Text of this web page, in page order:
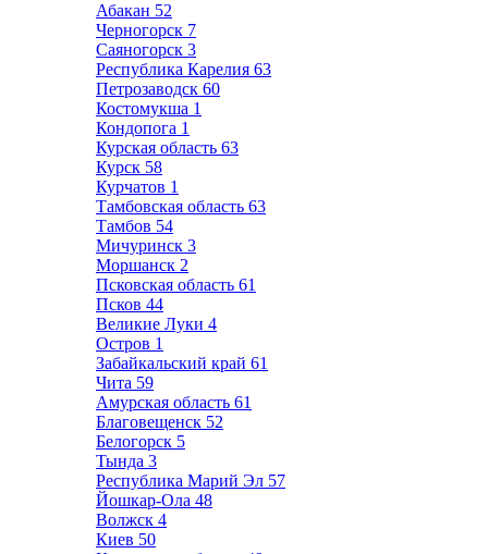
Абакан 52
Черногорск 7
Саяногорск 3
Республика Карелия 63
Петрозаводск 60
Костомукша 1
Кондопога 1
Курская область 63
Курск 58
Курчатов 1
Тамбовская область 63
Тамбов 54
Мичуринск 3
Моршанск 2
Псковская область 61
Псков 44
Великие Луки 4
Остров 1
Забайкальский край 61
Чита 59
Амурская область 61
Благовещенск 52
Белогорск 5
Тында 3
Республика Марий Эл 57
Йошкар-Ола 48
Волжск 4
Киев 50